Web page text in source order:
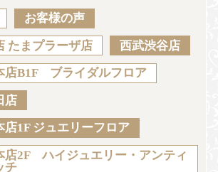
Anniversary
Blog
Voice Catalog
お客様の声
たまプラーザ店 西武渋谷店
店B1F ブライダルフロア
店
店1F ジュエリーフロア
店2F ハイジュエリー・アンティ
チ